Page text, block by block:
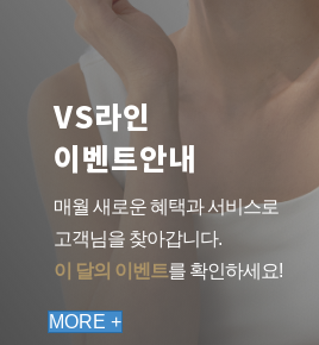
VS라인
이벤트안내
매월 새로운 혜택과 서비스로
고객님을 찾아갑니다.
이 달의 이벤트를 확인하세요!
MORE +